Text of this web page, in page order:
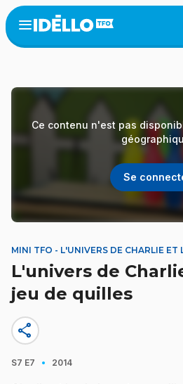
Aller
au
contenu
Open
menu
Ce contenu n'est pas
Se
MINI TFO - L'UNIVERS DE CHARLIE ET
L'univers de
jeu de quilles
share
S7 E7 · 2014